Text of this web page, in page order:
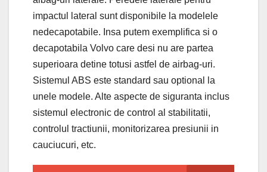
impactul lateral sunt disponibile la modelele
nedecapotabile. Insa putem exemplifica si o
decapotabila Volvo care desi nu are partea
superioara detine totusi astfel de airbag-uri.
Sistemul ABS este standard sau optional la
unele modele. Alte aspecte de siguranta inclus
sistemul electronic de control al stabilitatii,
controlul tractiunii, monitorizarea presiunii in
cauciucuri, etc.